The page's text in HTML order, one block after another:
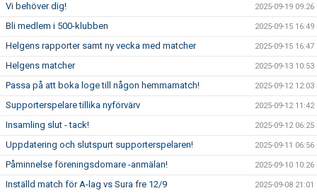
Vi behöver dig! 2025-09-19 09:26
Bli medlem i 500-klubben 2025-09-15 16:49
Helgens rapporter samt ny vecka med matcher 2025-09-15 16:47
Helgens matcher 2025-09-13 10:53
Passa på att boka loge till någon hemmamatch! 2025-09-12 12:03
Supporterspelare tillika nyförvärv 2025-09-12 11:42
Insamling slut - tack! 2025-09-12 06:25
Uppdatering och slutspurt supporterspelaren! 2025-09-11 06:56
Påminnelse föreningsdomare -anmälan! 2025-09-10 10:26
Inställd match för A-lag vs Sura fre 12/9 2025-09-08 21:01